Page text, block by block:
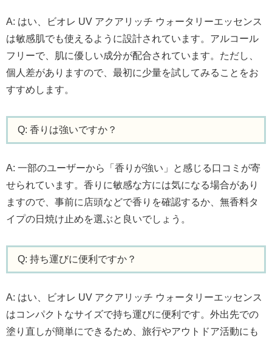
A: はい、ビオレ UV アクアリッチ ウォータリーエッセンス
は敏感肌でも使えるように設計されています。アルコール
フリーで、肌に優しい成分が配合されています。ただし、
個人差がありますので、最初に少量を試してみることをお
すすめします。
Q: 香りは強いですか？
A: 一部のユーザーから「香りが強い」と感じる口コミが寄
せられています。香りに敏感な方には気になる場合があり
ますので、事前に店頭などで香りを確認するか、無香料タ
イプの日焼け止めを選ぶと良いでしょう。
Q: 持ち運びに便利ですか？
A: はい、ビオレ UV アクアリッチ ウォータリーエッセンス
はコンパクトなサイズで持ち運びに便利です。外出先での
塗り直しが簡単にできるため、旅行やアウトドア活動にも